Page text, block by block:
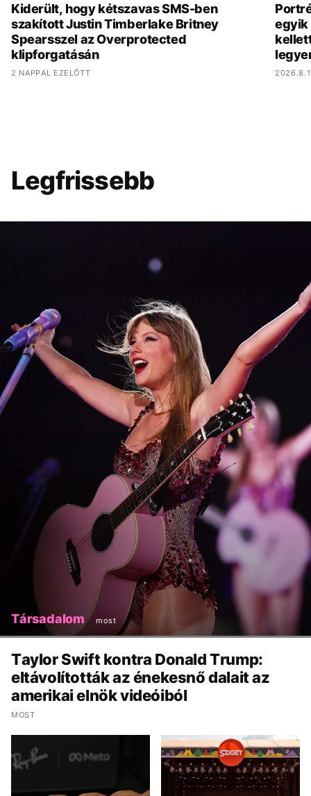
Kiderült, hogy kétszavas SMS-ben
szakított Justin Timberlake Britney
Spearsszel az Overprotected
klipforgatásán
2 NAPPAL EZELŐTT
egyik
Legfrissebb
Társadalom most
Taylor Swift kontra Donald Trump:
eltávolították az énekesnő dalait az
amerikai elnök videóiból
MOST